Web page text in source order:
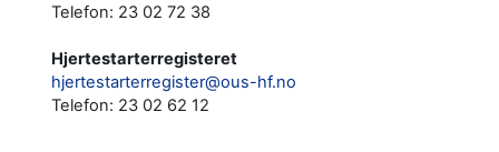
Telefon: 23 02 72 38
Hjertestarterregisteret
hjertestarterregister@ous-hf.no
Telefon: 23 02 62 12‬‬